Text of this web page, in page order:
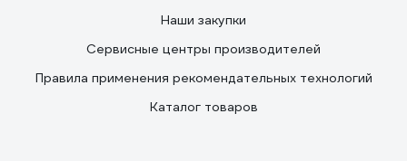
Наши закупки
Сервисные центры производителей
Правила применения рекомендательных технологий
Каталог товаров